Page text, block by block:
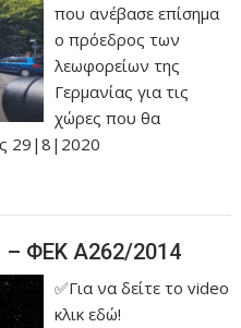
που ανέβασε επίσημα
ο πρόεδρος των
λεωφορείων της
Γερμανίας για τις
χώρες που θα
29|8|2020
– ΦΕΚ Α262/2014
✅Για να δείτε το video
κλικ εδώ!